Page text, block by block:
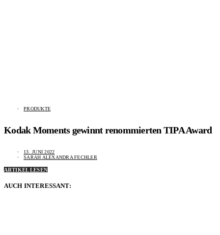
PRODUKTE
Kodak Moments gewinnt renommierten TIPA Award
13. JUNI 2022
SARAH ALEXANDRA FECHLER
ARTIKEL LESEN
AUCH INTERESSANT: